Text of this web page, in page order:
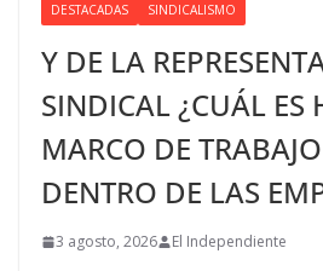
DESTACADAS SINDICALISMO
Y DE LA
SINDICAL ¿CUÁL ES
MARCO DE
DENTRO DE LAS
3 agosto, 2026 El Independiente